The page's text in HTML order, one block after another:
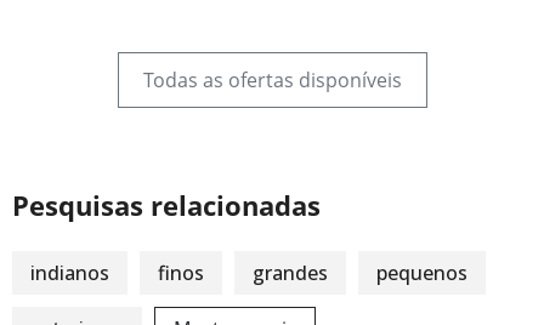
Todas as ofertas disponíveis
Pesquisas relacionadas
indianos finos grandes pequenos